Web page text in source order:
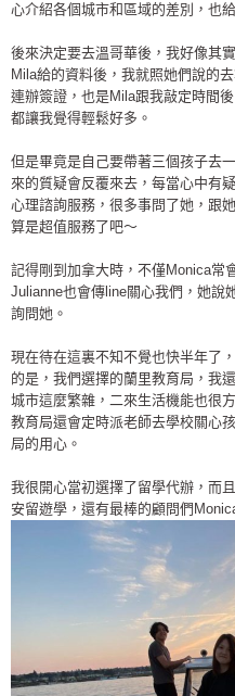
心介紹各個城市和區域的差別，也
後來決定要去溫哥華後，我好像其
Mila給的資料後，我就照她們說的
連辦簽證，也是Mila跟我敲定時間
都讓我覺得輕鬆好多。
但是畢竟是自己要帶著三個孩子去
來的質疑會反覆來去，每當心中有
心理諮詢服務，很多事問了她，跟
算是超值服務了吧～
記得剛到加拿大時，不僅Monica常
Julianne也會傳line關心我們，她說
詢問她。
現在待在這裏不知不覺也快半年了
的是，我們選擇的蘭里教育局，我
城市這麼繁雜，二來生活機能也很
教育局還會定時派老師去學校關心
局的用心。
我很開心當初選擇了留學代辦，而
安留遊學，還有最棒的顧問們